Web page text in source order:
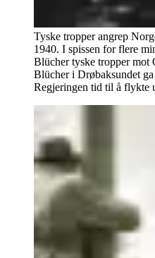
Tyske tropper angrep
1940. I spissen for flere
Blücher tyske tropper mot
Blücher i Drøbaksundet
Regjeringen tid til å flykte